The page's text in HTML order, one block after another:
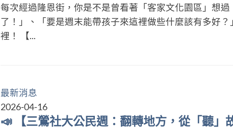
每次經過隆恩街，你是不是曾看著「客家文化園區」想
了！」、「要是週末能帶孩子來這裡做些什麼該有多好
裡！ 【...
最新消息
2026-04-16
📣 【三鶯社大公民週：翻轉地方，從「聽」